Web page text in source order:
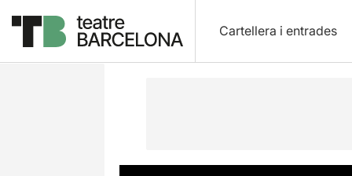
Cartellera i entrades
Descripció Fitxa artística Fotos i